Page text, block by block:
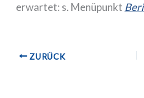
erwartet: s. Menüpunkt
ZURÜCK